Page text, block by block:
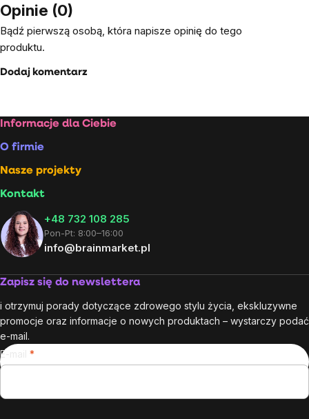
Opinie (0)
Bądź pierwszą osobą, która napisze opinię do tego
produktu.
Dodaj komentarz
Stopka
Informacje dla Ciebie
O firmie
Nasze projekty
Kontakt
+48 732 108 285
Pon-Pt: 8:00–16:00
info@brainmarket.pl
Zapisz się do newslettera
i otrzymuj porady dotyczące zdrowego stylu życia, ekskluzywne
promocje oraz informacje o nowych produktach – wystarczy podać
e-mail.
E-mail